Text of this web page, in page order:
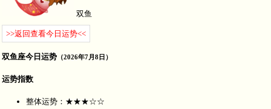
双鱼
>>返回查看今日运势<<
双鱼座今日运势 （2026年7月8日）
运势指数
整体运势：★★★☆☆